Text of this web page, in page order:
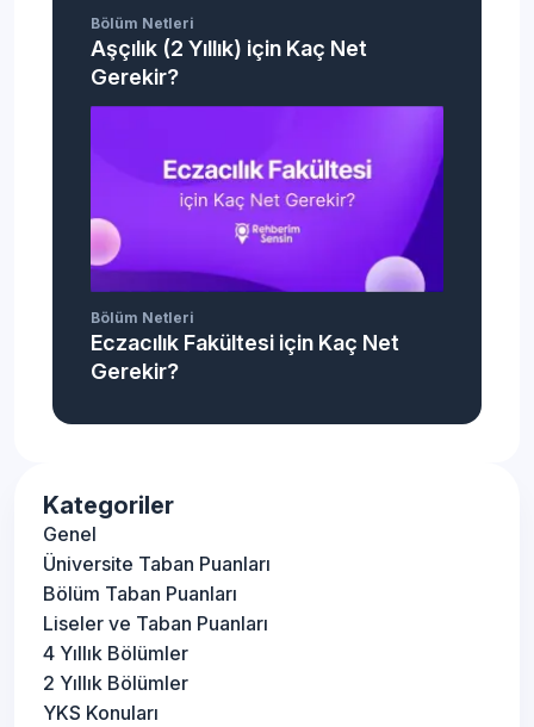
Bölüm Netleri
Aşçılık (2 Yıllık) için Kaç Net
Gerekir?
Bölüm Netleri
Eczacılık Fakültesi için Kaç Net
Gerekir?
Kategoriler
Genel
Üniversite Taban Puanları
Bölüm Taban Puanları
Liseler ve Taban Puanları
4 Yıllık Bölümler
2 Yıllık Bölümler
YKS Konuları